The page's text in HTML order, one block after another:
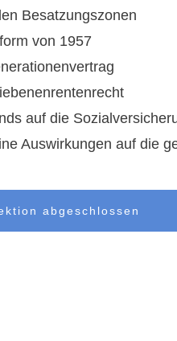
Besatzungszonen
von 1957
auf die
Auswirkungen auf die
abgeschlossen